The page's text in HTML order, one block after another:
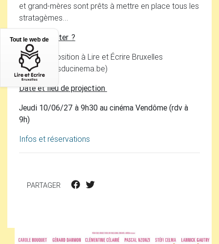
et grand-mères sont prêts à mettre en place tous les
stratagèmes...
Où l’emprunter ?
DVDà disposition à Lire et Écrire Bruxelles
(info@
jeudisducinema.be)
Date et lieu de projection
Jeudi 10/06/27 à 9h30 au cinéma Vendôme (rdv à
9h)
Infos et réservations
PARTAGER
Tout le web de